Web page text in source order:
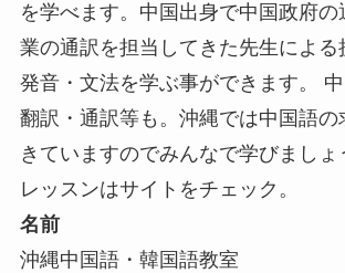
を学べます。中国出身で中国政府の
業の通訳を担当してきた先生による
発音・文法を学ぶ事ができます。
翻訳・通訳等も。沖縄では中国語の
きていますのでみんなで学びましょ
レッスンはサイトをチェック。
名前
沖縄中国語・韓国語教室